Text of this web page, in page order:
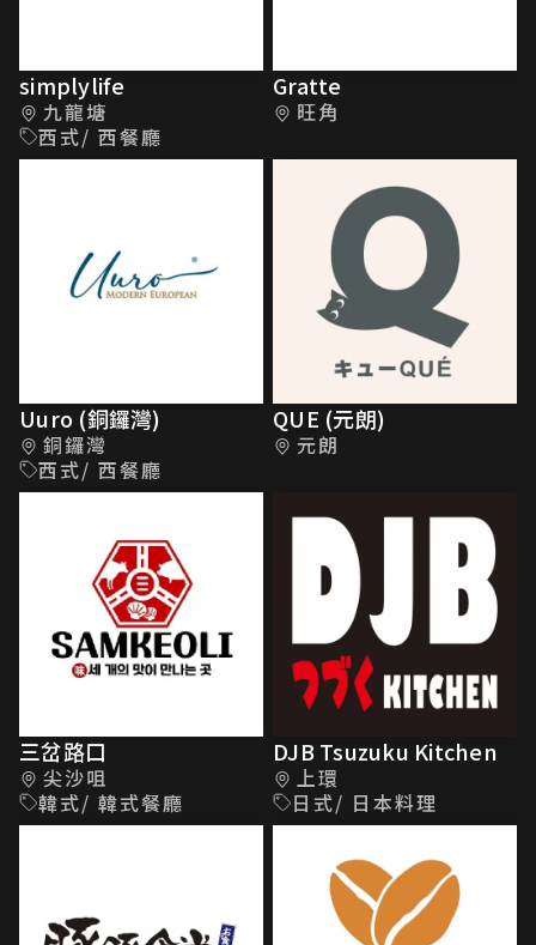
simplylife
九龍塘
西式/ 西餐廳
Gratte
旺角
Uuro (銅鑼灣)
銅鑼灣
西式/ 西餐廳
QUE (元朗)
元朗
三岔路口
尖沙咀
韓式/ 韓式餐廳
DJB Tsuzuku Kitchen
上環
日式/ 日本料理